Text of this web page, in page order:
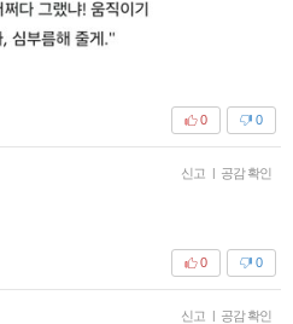
0
0
신고 | 공감 확인
0
0
신고 | 공감 확인